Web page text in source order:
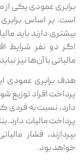
برابری عمودی یکی از
است. بر اساس برابری
بیشتری دارند باید
اگر دو نفر شرایط
مالیاتی با آن‌ها نیز
هدف برابری عمودی
پرداخت افراد توزیع
دارد، نسبت به فردی
پرداخت مالیات دارد.
بپردازند، فشار
خواهد بود.